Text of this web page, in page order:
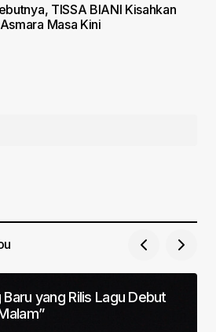
TISSA BIANI Kisahkan
Masa Kini
yang Rilis Lagu Debut